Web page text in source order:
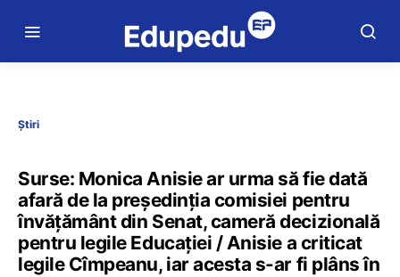
Știri
Surse: Monica Anisie ar urma să fie dată
afară de la președinția comisiei pentru
învățământ din Senat, cameră decizională
pentru legile Educației / Anisie a criticat
legile Cîmpeanu, iar acesta s-ar fi plâns în